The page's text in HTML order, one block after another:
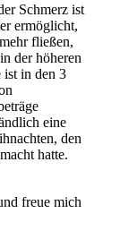
Schmerz ist
ermöglicht,
fließen,
der höheren
ist in den 3
eine
den
hatte.
freue mich